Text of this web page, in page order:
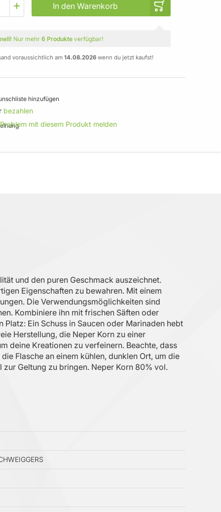
In den Warenkorb
Nur mehr 6 Produkte verfügbar!
voraussichtlich am 14.08.2026wenn du jetzt kaufst!
hinzufügen
bezahlen
mit diesem Produkt melden
und den puren Geschmack auszeichnet.
Eigenschaften zu bewahren. Mit einem
Die Verwendungsmöglichkeiten sind
Kombiniere ihn mit frischen Säften oder
Ein Schuss in Saucen oder Marinaden hebt
Herstellung, die Neper Korn zu einer
deine Kreationen zu verfeinern. Beachte, dass
Flasche an einem kühlen, dunklen Ort, um die
Geltung zu bringen. Neper Korn 80% vol.